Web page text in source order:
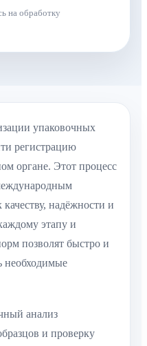
на обработку
упаковочных
регистрацию
органе. Этот процесс
надёжности и
этапу и
позволят быстро и
необходимые
анализ
и проверку